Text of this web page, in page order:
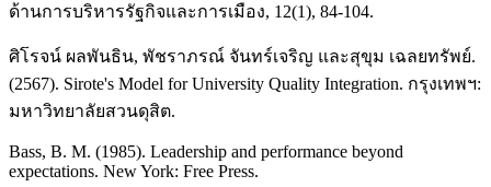
ด้านการบริหารรัฐกิจและการเมือง, 12(1), 84-104.
ศิโรจน์ ผลพันธิน, พัชราภรณ์ จันทร์เจริญ และสุขุม เฉลยทรัพย์.
(2567). Sirote's Model for University Quality Integration. กรุงเทพฯ:
มหาวิทยาลัยสวนดุสิต.
Bass, B. M. (1985). Leadership and performance beyond
expectations. New York: Free Press.